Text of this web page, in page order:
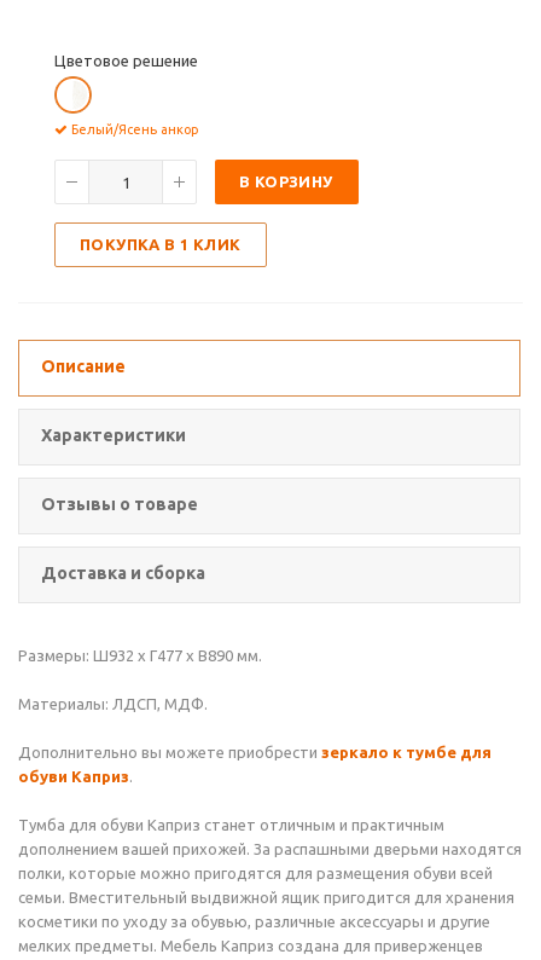
Цветовое решение
Белый/Ясень анкор
В КОРЗИНУ
ПОКУПКА В 1 КЛИК
Описание
Характеристики
Отзывы о товаре
Доставка и сборка
Размеры: Ш932 х Г477 x В890 мм.
Материалы: ЛДСП, МДФ.
Дополнительно вы можете приобрести зеркало к тумбе для
обуви Каприз.
Тумба для обуви Каприз станет отличным и практичным
дополнением вашей прихожей. За распашными дверьми находятся
полки, которые можно пригодятся для размещения обуви всей
семьи. Вместительный выдвижной ящик пригодится для хранения
косметики по уходу за обувью, различные аксессуары и другие
мелких предметы. Мебель Каприз создана для приверженцев